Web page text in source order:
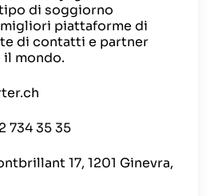
di soggiorno
piattaforme di
di contatti e partner
mondo.
734 35 35
17, 1201 Ginevra,